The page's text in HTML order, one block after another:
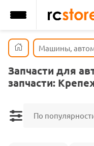
Машины,
Запчасти для
запчасти:
По